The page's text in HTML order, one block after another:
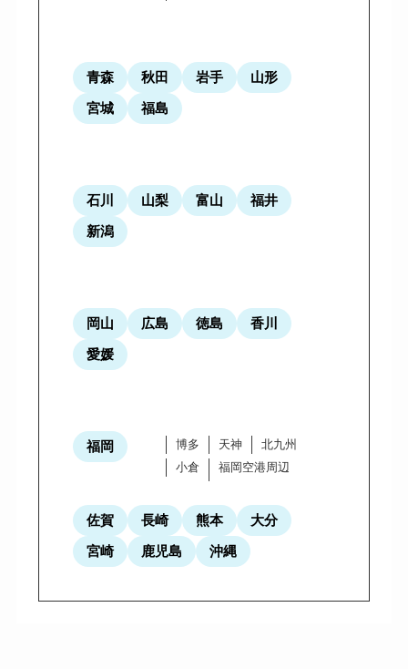
青森 秋田 岩手
山形
宮城
福島
石川 山梨 富山
福井
新潟
岡山 広島 徳島
香川
愛媛
福岡 博多 天神
北九州
小倉
福岡空港周辺
佐賀 長崎 熊本
大分
宮崎
鹿児島 沖縄